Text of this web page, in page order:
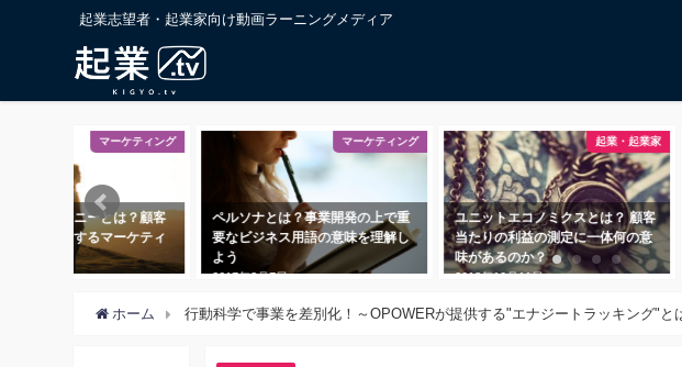
起業志望者・起業家向け動画ラーニングメディア
マーケティング
マージャーニーとは？顧客
化」に着目するマーケティ
マーケティング
ペルソナとは？事業開発の上で重
要なビジネス用語の意味を理解し
よう
2017年3月7日
起業・起業家
ユニットエコノミクスとは？ 顧客
当たりの利益の測定に一体何の意
味があるのか？
2018年10月11日
ホーム 行動科学で事業を差別化！～OPOWERが提供する"エナジートラッキング"と